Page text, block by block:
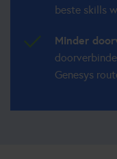
beste skills
Minder
Genesys